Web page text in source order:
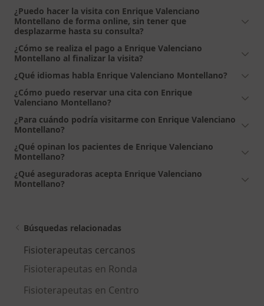
¿Puedo hacer la visita con Enrique Valenciano
Montellano de forma online, sin tener que
desplazarme hasta su consulta?
¿Cómo se realiza el pago a Enrique Valenciano
Montellano al finalizar la visita?
¿Qué idiomas habla Enrique Valenciano Montellano?
¿Cómo puedo reservar una cita con Enrique
Valenciano Montellano?
¿Para cuándo podría visitarme con Enrique Valenciano
Montellano?
¿Qué opinan los pacientes de Enrique Valenciano
Montellano?
¿Qué aseguradoras acepta Enrique Valenciano
Montellano?
Búsquedas relacionadas
Fisioterapeutas cercanos
Fisioterapeutas en Ronda
Fisioterapeutas en Centro